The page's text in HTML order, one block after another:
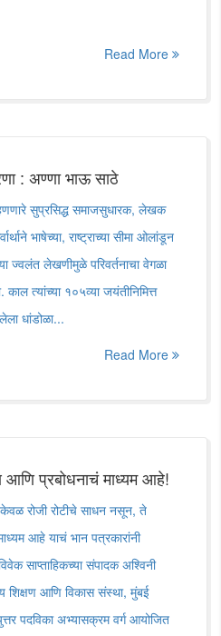
Read More
: अण्णा भाऊ साठे
सुप्रसिद्ध समाजसुधारक, लेखक
भाषेच्या, राष्ट्राच्या सीमा ओलांडून
ज्वलंत लेखणीमुळे परिवर्तनाचा वेगळा
काल त्यांच्या १०५व्या जयंतीनिमित्त
धांडोळा...
Read More
आणि प्रबोधनाचं माध्यम आहे!
रोजी रोटीचे साधन नसून, ते
आहे याचं भान पत्रकारांनी
साप्ताहिकच्या संपादक अश्विनी
शिक्षण आणि विकास संस्था, मुंबई
पदविका अभ्यासक्रम वर्ग आयोजित